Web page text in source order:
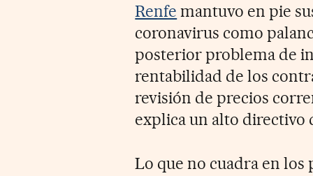
Renfe mantuvo en pie
coronavirus como
posterior problema de
rentabilidad de los
revisión de precios
explica un alto directivo
Lo que no cuadra en los